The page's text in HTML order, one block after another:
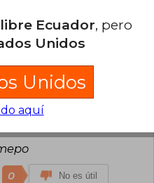
momento es lo que
Domingo 03 de
0 No es útil
Ecuador, pero
Unidos
Unidos
aquí